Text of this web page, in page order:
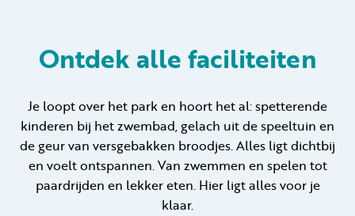
Particulier huren
Ontdek alle faciliteiten
Je loopt over het park en hoort het al: spetterende
kinderen bij het zwembad, gelach uit de speeltuin en
de geur van versgebakken broodjes. Alles ligt dichtbij
en voelt ontspannen. Van zwemmen en spelen tot
paardrijden en lekker eten. Hier ligt alles voor je
klaar.